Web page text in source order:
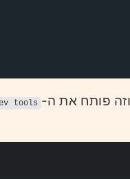
פותח את ה- tools